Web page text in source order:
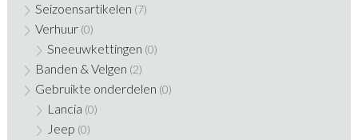
Seizoensartikelen (7)
Verhuur (0)
Sneeuwkettingen (0)
Banden & Velgen (2)
Gebruikte onderdelen (0)
Lancia (0)
Jeep (0)